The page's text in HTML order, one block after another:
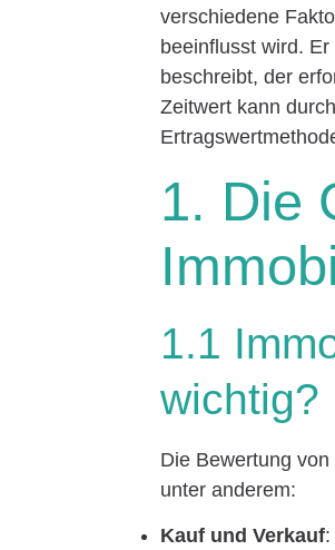
verschiedene
beeinflusst wird.
beschreibt, der
Zeitwert kann
1. Die
1.1
wichtig?
Die Bewertung
unter anderem:
Kauf und Verkauf